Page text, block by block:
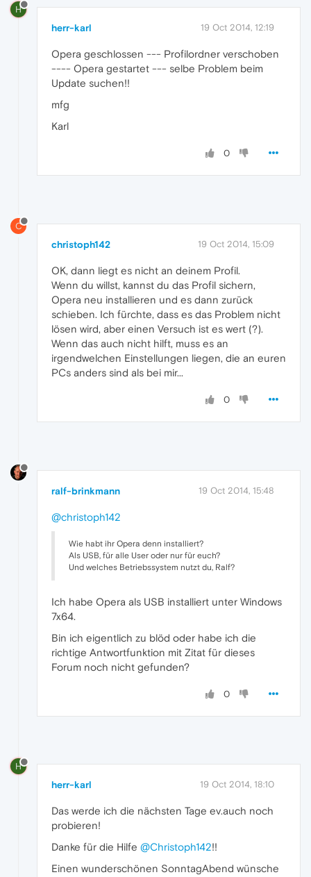
H
herr-karl 19 Oct 2014, 12:19
Opera geschlossen --- Profilordner verschoben
---- Opera gestartet --- selbe Problem beim
Update suchen!!
mfg
Karl
0
C
christoph142 19 Oct 2014, 15:09
OK, dann liegt es nicht an deinem Profil.
Wenn du willst, kannst du das Profil sichern,
Opera neu installieren und es dann zurück
schieben. Ich fürchte, dass es das Problem nicht
lösen wird, aber einen Versuch ist es wert (?).
Wenn das auch nicht hilft, muss es an
irgendwelchen Einstellungen liegen, die an euren
PCs anders sind als bei mir...
0
ralf-brinkmann 19 Oct 2014, 15:48
@christoph142
Wie habt ihr Opera denn installiert?
Als USB, für alle User oder nur für euch?
Und welches Betriebssystem nutzt du, Ralf?
Ich habe Opera als USB installiert unter Windows
7x64.
Bin ich eigentlich zu blöd oder habe ich die
richtige Antwortfunktion mit Zitat für dieses
Forum noch nicht gefunden?
0
H
herr-karl 19 Oct 2014, 18:10
Das werde ich die nächsten Tage ev.auch noch
probieren!
Danke für die Hilfe @Christoph142!!
Einen wunderschönen SonntagAbend wünsche